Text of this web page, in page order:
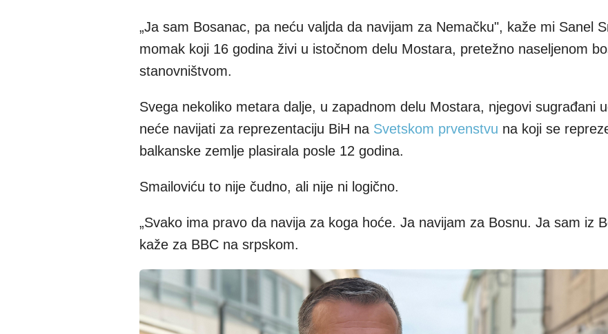
„Ja sam Bosanac, pa neću valjda da navijam za Nemačku", kaže mi Sanel
momak koji 16 godina živi u istočnom delu Mostara, pretežno naseljenom
stanovništvom.
Svega nekoliko metara dalje, u zapadnom delu Mostara, njegovi sugrađani
neće navijati za reprezentaciju BiH na Svetskom prvenstvu na koji se
balkanske zemlje plasirala posle 12 godina.
Smailoviću to nije čudno, ali nije ni logično.
„Svako ima pravo da navija za koga hoće. Ja navijam za Bosnu. Ja sam iz
kaže za BBC na srpskom.